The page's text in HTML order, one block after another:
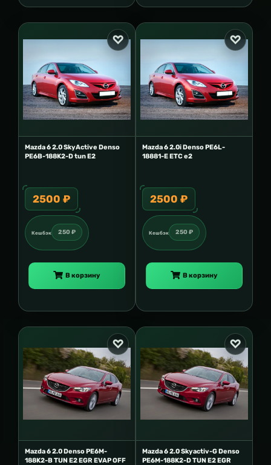
Mazda 6 2.0 SkyActive Denso
PE6B-188K2-D tun E2
2500 ₽
Кешбэк 250 ₽
В корзину
Mazda 6 2.0i Denso PE6L-
18881-E ETC e2
2500 ₽
Кешбэк 250 ₽
В корзину
Mazda 6 2.0 Denso PE6M-
188K2-B TUN E2 EGR EVAP OFF
Mazda 6 2.0 Skyactiv-G Denso
PE6M-188K2-D TUN E2 EGR